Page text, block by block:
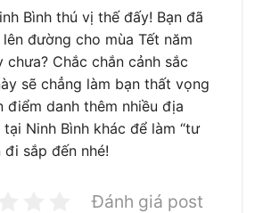
Bình thú vị thế đấy! Bạn đã
lên đường cho mùa Tết năm
chưa? Chắc chắn cảnh sắc
sẽ chẳng làm bạn thất vọng
điểm danh thêm nhiều địa
Ninh Bình khác để làm “tư
đi sắp đến nhé!
Đánh giá post